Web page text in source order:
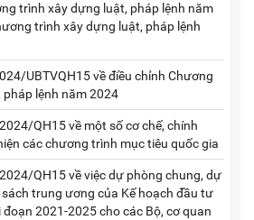
trình xây dựng luật, pháp lệnh năm
trình xây dựng luật, pháp lệnh
UBTVQH15 về điều chỉnh Chương
lệnh năm 2024
QH15 về một số cơ chế, chính
các chương trình mục tiêu quốc gia
QH15 về việc dự phòng chung, dự
trung ương của Kế hoạch đầu tư
2021-2025 cho các Bộ, cơ quan